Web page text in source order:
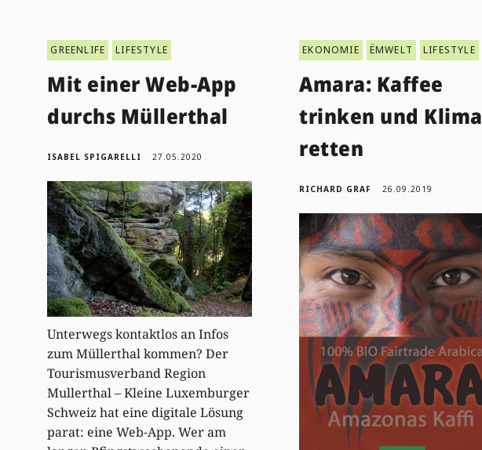
GREENLIFE LIFESTYLE
Mit einer Web-App
durchs Müllerthal
ISABEL SPIGARELLI 27.05.2020
Unterwegs kontaktlos an Infos
zum Müllerthal kommen? Der
Tourismusverband Region
Mullerthal – Kleine Luxemburger
Schweiz hat eine digitale Lösung
parat: eine Web-App. Wer am
EKONOMIE ËMWELT LIFESTYLE
Amara: Kaffee
trinken und Klima
retten
RICHARD GRAF 26.09.2019